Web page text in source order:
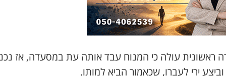
ראשונית עולה כי המנוח עבד אותה עת במסעדה, אז
ירי לעברו, שכאמור הביא למותו.